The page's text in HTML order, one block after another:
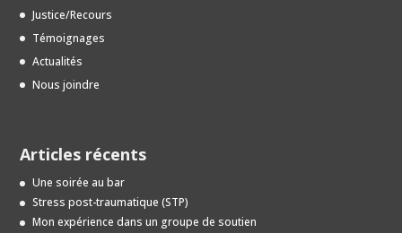
Justice/Recours
Témoignages
Actualités
Nous joindre
Articles récents
Une soirée au bar
Stress post-traumatique (STP)
Mon expérience dans un groupe de soutien